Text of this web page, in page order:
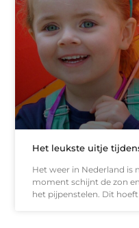
Het leukste uitje
Het weer in Nederland is
moment schijnt de zon
het pijpenstelen. Dit